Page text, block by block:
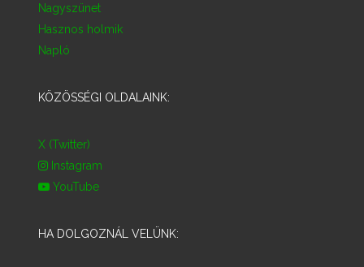
Nagyszünet
Hasznos holmik
Napló
KÖZÖSSÉGI OLDALAINK:
X (Twitter)
Instagram
YouTube
HA DOLGOZNÁL VELÜNK: